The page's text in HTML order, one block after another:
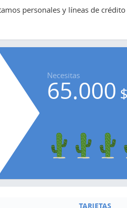
personales y líneas de
Necesitas
65.000 $
TARJETAS